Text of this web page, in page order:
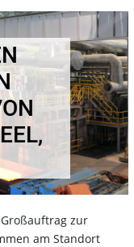
zur
am Standort